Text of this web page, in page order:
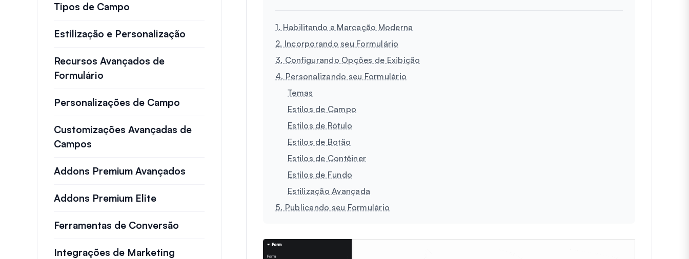
1. Habilitando a Marcação Moderna
2. Incorporando seu Formulário
3. Configurando Opções de Exibição
4. Personalizando seu Formulário
Temas
Estilos de Campo
Estilos de Rótulo
Estilos de Botão
Estilos de Contêiner
Estilos de Fundo
Estilização Avançada
5. Publicando seu Formulário
Tipos de Campo
Estilização e Personalização
Recursos Avançados de
Formulário
Personalizações de Campo
Customizações Avançadas de
Campos
Addons Premium Avançados
Addons Premium Elite
Ferramentas de Conversão
Integrações de Marketing